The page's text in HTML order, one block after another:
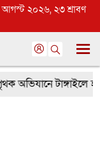
আগস্ট ২০২৬, ২৩ শ্রাবণ
অভিযানে টাঙ্গাইলে